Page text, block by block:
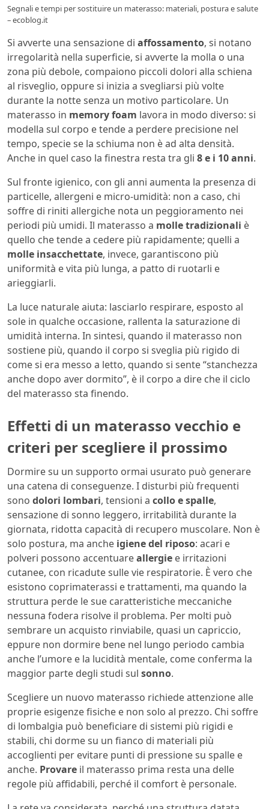
Segnali e tempi per sostituire un materasso: materiali, postura e salute
– ecoblog.it
Si avverte una sensazione di affossamento, si notano
irregolarità nella superficie, si avverte la molla o una
zona più debole, compaiono piccoli dolori alla schiena
al risveglio, oppure si inizia a svegliarsi più volte
durante la notte senza un motivo particolare. Un
materasso in memory foam lavora in modo diverso: si
modella sul corpo e tende a perdere precisione nel
tempo, specie se la schiuma non è ad alta densità.
Anche in quel caso la finestra resta tra gli 8 e i 10 anni.
Sul fronte igienico, con gli anni aumenta la presenza di
particelle, allergeni e micro‑umidità: non a caso, chi
soffre di riniti allergiche nota un peggioramento nei
periodi più umidi. Il materasso a molle tradizionali è
quello che tende a cedere più rapidamente; quelli a
molle insacchettate, invece, garantiscono più
uniformità e vita più lunga, a patto di ruotarli e
arieggiarli.
La luce naturale aiuta: lasciarlo respirare, esposto al
sole in qualche occasione, rallenta la saturazione di
umidità interna. In sintesi, quando il materasso non
sostiene più, quando il corpo si sveglia più rigido di
come si era messo a letto, quando si sente “stanchezza
anche dopo aver dormito”, è il corpo a dire che il ciclo
del materasso sta finendo.
Effetti di un materasso vecchio e
criteri per scegliere il prossimo
Dormire su un supporto ormai usurato può generare
una catena di conseguenze. I disturbi più frequenti
sono dolori lombari, tensioni a collo e spalle,
sensazione di sonno leggero, irritabilità durante la
giornata, ridotta capacità di recupero muscolare. Non è
solo postura, ma anche igiene del riposo: acari e
polveri possono accentuareallergie e irritazioni
cutanee, con ricadute sulle vie respiratorie. È vero che
esistono coprimaterassi e trattamenti, ma quando la
struttura perde le sue caratteristiche meccaniche
nessuna fodera risolve il problema. Per molti può
sembrare un acquisto rinviabile, quasi un capriccio,
eppure non dormire bene nel lungo periodo cambia
anche l’umore e la lucidità mentale, come conferma la
maggior parte degli studi sul sonno.
Scegliere un nuovo materasso richiede attenzione alle
proprie esigenze fisiche e non solo al prezzo. Chi soffre
di lombalgia può beneficiare di sistemi più rigidi e
stabili, chi dorme su un fianco di materiali più
accoglienti per evitare punti di pressione su spalle e
anche. Provare il materasso prima resta una delle
regole più affidabili, perché il comfort è personale.